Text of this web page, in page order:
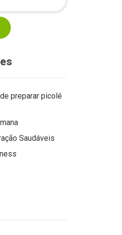
preparar picolé
Saudáveis